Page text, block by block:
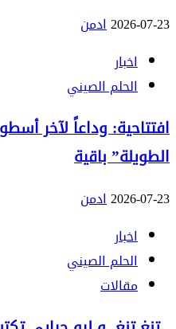
2026-07-23ادمن
اخبار
الحلم الصيني
افتتاحية: وداعاً لآخر
الطويلة” باقية
2026-07-23ادمن
اخبار
الحلم الصيني
مقالات